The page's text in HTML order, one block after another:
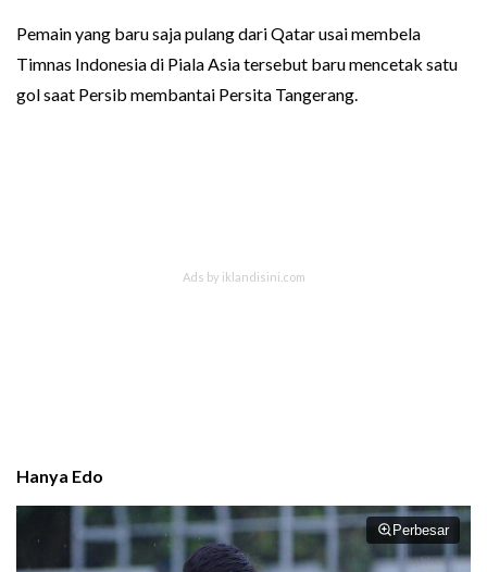
Pemain yang baru saja pulang dari Qatar usai membela
Timnas Indonesia di Piala Asia tersebut baru mencetak satu
gol saat Persib membantai Persita Tangerang.
Hanya Edo
Perbesar